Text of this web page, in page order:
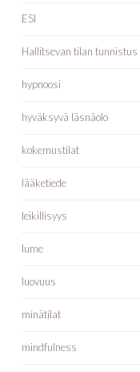
ESI
Hallitsevan tilan tunnistus
hypnoosi
hyväksyvä läsnäolo
kokemustilat
lääketiede
leikillisyys
lume
luovuus
minätilat
mindfulness